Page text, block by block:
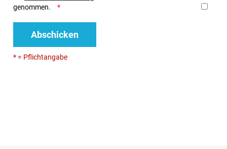
genommen.
Abschicken
* = Pflichtangabe